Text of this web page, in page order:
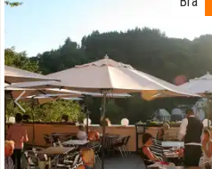
Föregående bild